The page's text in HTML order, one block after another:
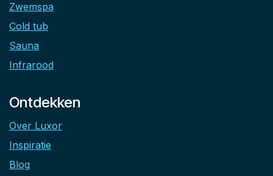
Zwemspa
Cold tub
Sauna
Infrarood
Ontdekken
Over Luxor
Inspiratie
Blog